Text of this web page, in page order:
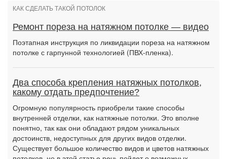
КАК СДЕЛАТЬ ТАКОЙ ПОТОЛОК
Ремонт пореза на натяжном потолке — видео
Поэтапная инструкция по ликвидации пореза на натяжном
потолке с гарпунной технологией (ПВХ-пленка).
Два способа крепления натяжных потолков,
какому отдать предпочтение?
Огромную популярность приобрели такие способы
внутренней отделки, как натяжные потолки. Это вполне
понятно, так как они обладают рядом уникальных
достоинств, недоступных для других видов отделки.
Существует большое количество видов и цветов натяжных